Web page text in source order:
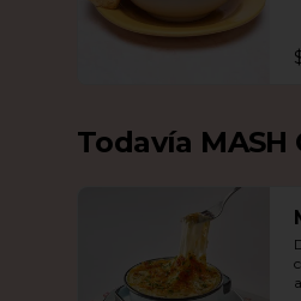
Todavía MASH